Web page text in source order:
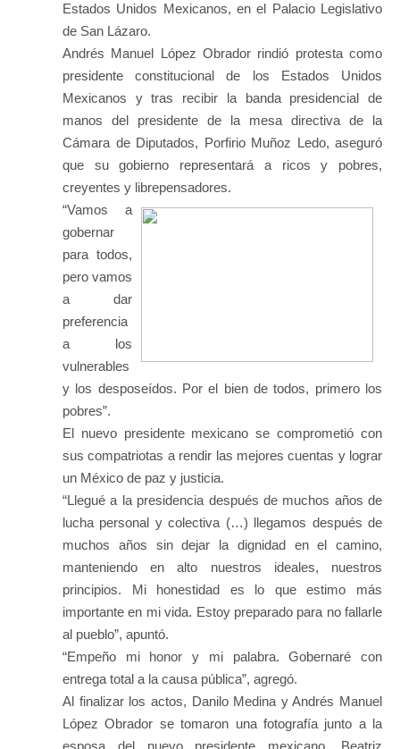
Estados Unidos Mexicanos, en el Palacio Legislativo
de San Lázaro.
Andrés Manuel López Obrador rindió protesta como
presidente constitucional de los Estados Unidos
Mexicanos y tras recibir la banda presidencial de
manos del presidente de la mesa directiva de la
Cámara de Diputados, Porfirio Muñoz Ledo, aseguró
que su gobierno representará a ricos y pobres,
creyentes y librepensadores.
“Vamos a
gobernar
para todos,
pero vamos
a dar
preferencia
a los
vulnerables
y los desposeídos. Por el bien de todos, primero los
pobres”.
El nuevo presidente mexicano se comprometió con
sus compatriotas a rendir las mejores cuentas y lograr
un México de paz y justicia.
“Llegué a la presidencia después de muchos años de
lucha personal y colectiva (…) llegamos después de
muchos años sin dejar la dignidad en el camino,
manteniendo en alto nuestros ideales, nuestros
principios. Mi honestidad es lo que estimo más
importante en mi vida. Estoy preparado para no fallarle
al pueblo”, apuntó.
“Empeño mi honor y mi palabra. Gobernaré con
entrega total a la causa pública”, agregó.
Al finalizar los actos, Danilo Medina y Andrés Manuel
López Obrador se tomaron una fotografía junto a la
esposa del nuevo presidente mexicano, Beatriz